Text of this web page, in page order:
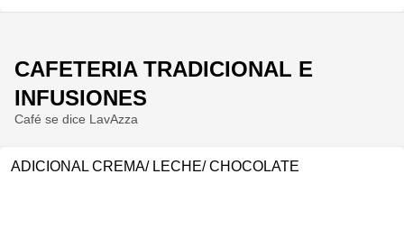
CAFETERIA TRADICIONAL E
INFUSIONES
Café se dice LavAzza
ADICIONAL CREMA/ LECHE/ CHOCOLATE